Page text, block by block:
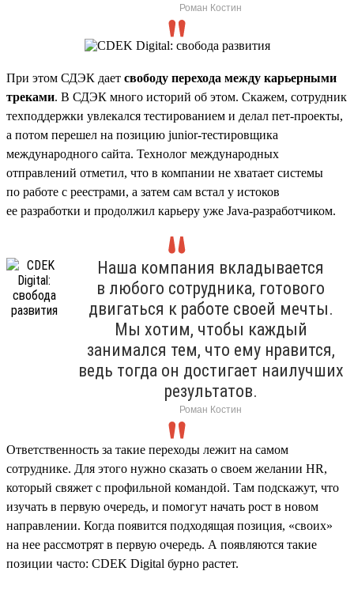
Роман Костин
При этом СДЭК дает свободу перехода между карьерными
треками. В СДЭК много историй об этом. Скажем, сотрудник
техподдержки увлекался тестированием и делал пет-проекты,
а потом перешел на позицию junior-тестировщика
международного сайта. Технолог международных
отправлений отметил, что в компании не хватает системы
по работе с реестрами, а затем сам встал у истоков
ее разработки и продолжил карьеру уже Java-разработчиком.
Наша компания вкладывается
в любого сотрудника, готового
двигаться к работе своей мечты.
Мы хотим, чтобы каждый
занимался тем, что ему нравится,
ведь тогда он достигает наилучших
результатов.
Роман Костин
Ответственность за такие переходы лежит на самом
сотруднике. Для этого нужно сказать о своем желании HR,
который свяжет с профильной командой. Там подскажут, что
изучать в первую очередь, и помогут начать рост в новом
направлении. Когда появится подходящая позиция, «своих»
на нее рассмотрят в первую очередь. А появляются такие
позиции часто: CDEK Digital бурно растет.